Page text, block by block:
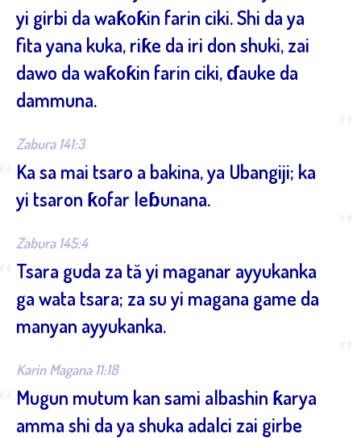
yi girbi da waƙoƙin farin ciki. Shi da ya
fita yana kuka, riƙe da iri don shuki, zai
dawo da waƙoƙin farin ciki, ɗauke da
dammuna.
Zabura 141:3
Ka sa mai tsaro a bakina, ya Ubangiji; ka
yi tsaron ƙofar leɓunana.
Zabura 145:4
Tsara guda za tă yi maganar ayyukanka
ga wata tsara; za su yi magana game da
manyan ayyukanka.
Karin Magana 11:18
Mugun mutum kan sami albashin ƙarya
amma shi da ya shuka adalci zai girbe